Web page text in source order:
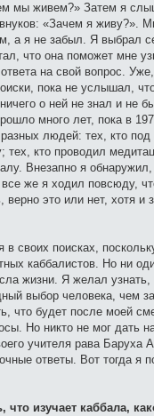
мы живем?» Затем я
«Зачем я живу?».
а я не забыл. Я выбрал
что она поможет мне
на свой вопрос.
пока не услышал,
о ней не знал и не
много лет, пока в
людей: тех, кто
тех, кто проводил
Внезапно я
же я ходил повсюду,
верно это или нет, хотя и
в своих поисках,
каббалистов. Но ни
жизни. Я желал
выбор человека, чем
что будет после моей
Но никто не мог дать
учителя рава Баруха
ответы. Вот тогда я
изучает каббала,